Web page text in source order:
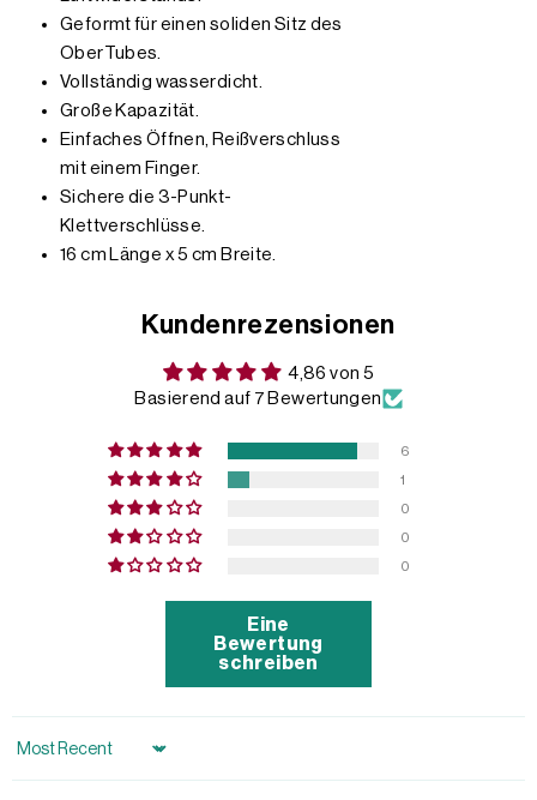
Geformt für einen soliden Sitz des
OberTubes.
Vollständig wasserdicht.
Große Kapazität.
Einfaches Öffnen, Reißverschluss
mit einem Finger.
Sichere die 3-Punkt-
Klettverschlüsse.
16 cm Länge x 5 cm Breite.
Kundenrezensionen
4,86 von 5
Basierend auf 7 Bewertungen
6
1
0
0
0
Eine
Bewertung
schreiben
Sort by